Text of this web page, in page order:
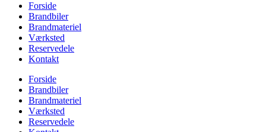
Forside
Brandbiler
Brandmateriel
Værksted
Reservedele
Kontakt
Forside
Brandbiler
Brandmateriel
Værksted
Reservedele